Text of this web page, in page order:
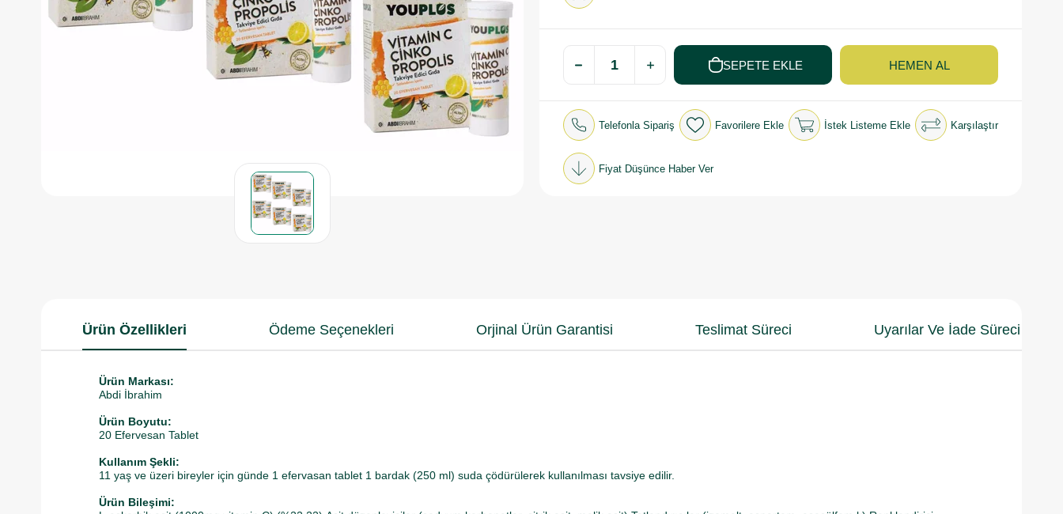
Telefonla Sipariş Favorilere Ekle İstek Listeme Ekle Karşılaştır
Fiyat Düşünce Haber Ver
Ürün Özellikleri Ödeme Seçenekleri Orjinal Ürün Garantisi Teslimat Süreci Uyarılar Ve İade Süreci
Ürün Markası:
Abdi İbrahim
Ürün Boyutu:
20 Efervesan Tablet
Kullanım Şekli:
11 yaş ve üzeri bireyler için günde 1 efervasan tablet 1 bardak (250 ml) suda çödürülerek kullanılması tavsiye edilir.
Ürün Bileşimi: